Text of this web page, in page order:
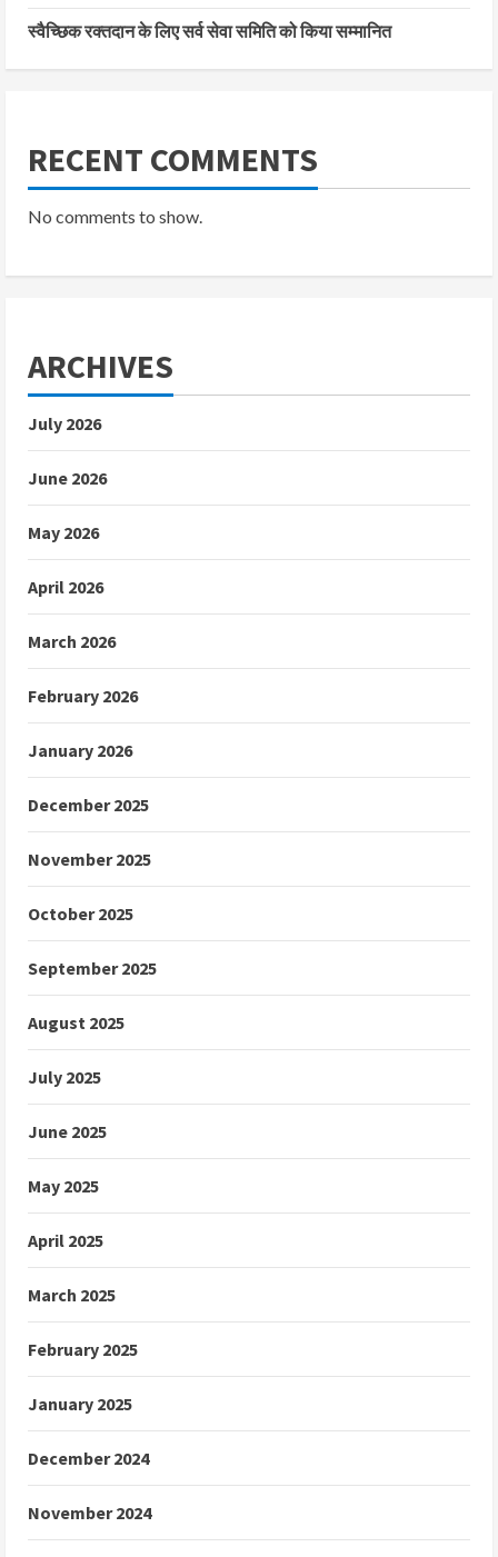
स्वैच्छिक रक्तदान के लिए सर्व सेवा समिति को किया सम्मानित
RECENT COMMENTS
No comments to show.
ARCHIVES
July 2026
June 2026
May 2026
April 2026
March 2026
February 2026
January 2026
December 2025
November 2025
October 2025
September 2025
August 2025
July 2025
June 2025
May 2025
April 2025
March 2025
February 2025
January 2025
December 2024
November 2024